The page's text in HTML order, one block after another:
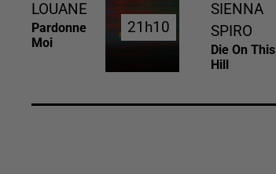
LOUANE
Pardonne
Moi
21h10
21h10
SIENNA
SPIRO
Die On This
Hill